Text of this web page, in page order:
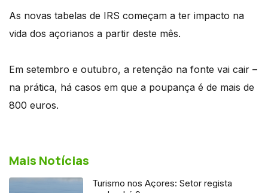
As novas tabelas de IRS começam a ter impacto na
vida dos açorianos a partir deste mês.
Em setembro e outubro, a retenção na fonte vai cair –
na prática, há casos em que a poupança é de mais de
800 euros.
Mais Notícias
Turismo nos Açores: Setor regista